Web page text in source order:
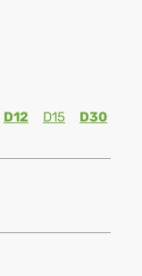
D12 D15
D30